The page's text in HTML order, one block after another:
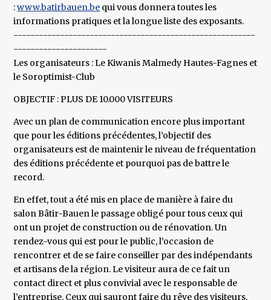
:www.batirbauen.be qui vous donnera toutes les
informations pratiques et la longue liste des exposants.
---------------------------------------------------------
----------------------
Les organisateurs : Le Kiwanis Malmedy Hautes-Fagnes et
le Soroptimist-Club
OBJECTIF : PLUS DE 10.000 VISITEURS
Avec un plan de communication encore plus important
que pour les éditions précédentes, l’objectif des
organisateurs est de maintenir le niveau de fréquentation
des éditions précédente et pourquoi pas de battre le
record.
En effet, tout a été mis en place de manière à faire du
salon Bâtir-Bauen le passage obligé pour tous ceux qui
ont un projet de construction ou de rénovation. Un
rendez-vous qui est pour le public, l’occasion de
rencontrer et de se faire conseiller par des indépendants
et artisans de la région. Le visiteur aura de ce fait un
contact direct et plus convivial avec le responsable de
l’entreprise. Ceux qui sauront faire du rêve des visiteurs,